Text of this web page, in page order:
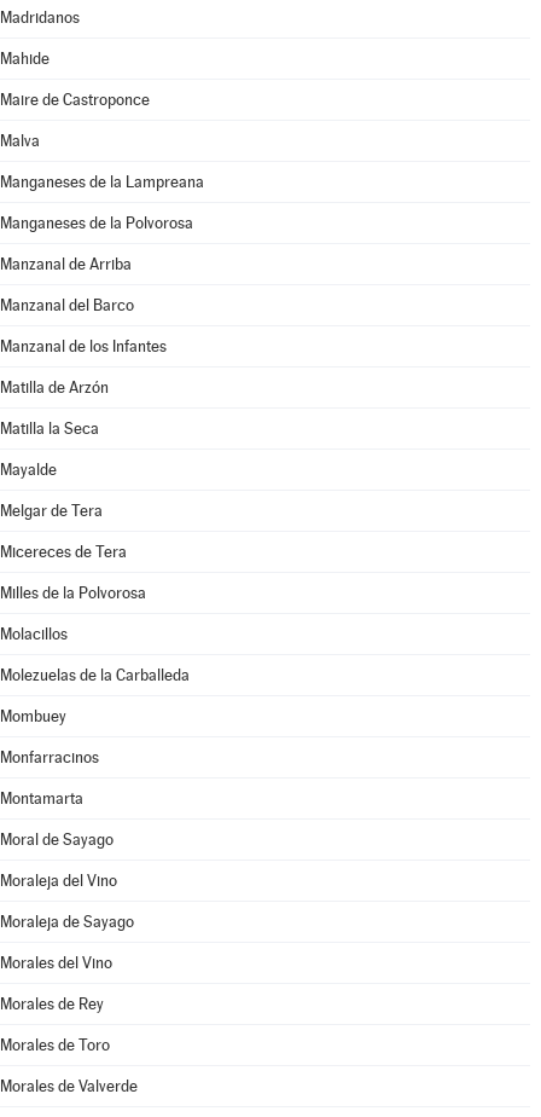
Madridanos
Mahide
Maire de Castroponce
Malva
Manganeses de la Lampreana
Manganeses de la Polvorosa
Manzanal de Arriba
Manzanal del Barco
Manzanal de los Infantes
Matilla de Arzón
Matilla la Seca
Mayalde
Melgar de Tera
Micereces de Tera
Milles de la Polvorosa
Molacillos
Molezuelas de la Carballeda
Mombuey
Monfarracinos
Montamarta
Moral de Sayago
Moraleja del Vino
Moraleja de Sayago
Morales del Vino
Morales de Rey
Morales de Toro
Morales de Valverde